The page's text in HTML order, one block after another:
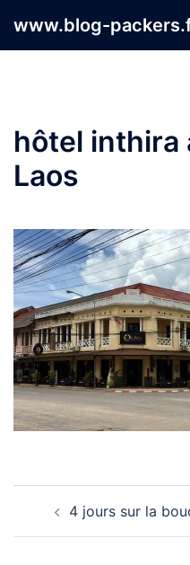
www.blog-
hôtel inthira
Laos
d’article4 jours sur la